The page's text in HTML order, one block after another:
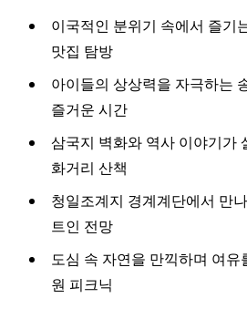
이국적인 분위기 속에서 즐기
맛집 탐방
아이들의 상상력을 자극하는
즐거운 시간
삼국지 벽화와 역사 이야기가
화거리 산책
청일조계지 경계계단에서 만
트인 전망
도심 속 자연을 만끽하며 여
원 피크닉